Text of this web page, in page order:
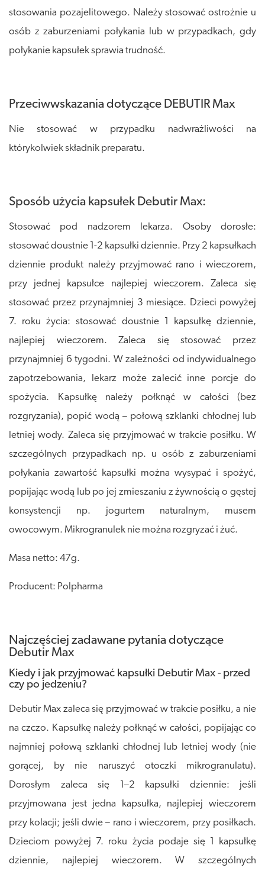
stosowania pozajelitowego. Należy stosować ostrożnie u
osób z zaburzeniami połykania lub w przypadkach, gdy
połykanie kapsułek sprawia trudność.
Przeciwwskazania dotyczące DEBUTIR Max
Nie stosować w przypadku nadwrażliwości na
którykolwiek składnik preparatu.
Sposób użycia kapsułek Debutir Max:
Stosować pod nadzorem lekarza. Osoby dorosłe:
stosować doustnie 1-2 kapsułki dziennie. Przy 2 kapsułkach
dziennie produkt należy przyjmować rano i wieczorem,
przy jednej kapsułce najlepiej wieczorem. Zaleca się
stosować przez przynajmniej 3 miesiące. Dzieci powyżej
7. roku życia: stosować doustnie 1 kapsułkę dziennie,
najlepiej wieczorem. Zaleca się stosować przez
przynajmniej 6 tygodni. W zależności od indywidualnego
zapotrzebowania, lekarz może zalecić inne porcje do
spożycia. Kapsułkę należy połknąć w całości (bez
rozgryzania), popić wodą – połową szklanki chłodnej lub
letniej wody. Zaleca się przyjmować w trakcie posiłku. W
szczególnych przypadkach np. u osób z zaburzeniami
połykania zawartość kapsułki można wysypać i spożyć,
popijając wodą lub po jej zmieszaniu z żywnością o gęstej
konsystencji np. jogurtem naturalnym, musem
owocowym. Mikrogranulek nie można rozgryzać i żuć.
Masa netto: 47g.
Producent: Polpharma
Najczęściej zadawane pytania dotyczące
Debutir Max
Kiedy i jak przyjmować kapsułki Debutir Max - przed
czy po jedzeniu?
Debutir Max zaleca się przyjmować w trakcie posiłku, a nie
na czczo. Kapsułkę należy połknąć w całości, popijając co
najmniej połową szklanki chłodnej lub letniej wody (nie
gorącej, by nie naruszyć otoczki mikrogranulatu).
Dorosłym zaleca się 1–2 kapsułki dziennie: jeśli
przyjmowana jest jedna kapsułka, najlepiej wieczorem
przy kolacji; jeśli dwie – rano i wieczorem, przy posiłkach.
Dzieciom powyżej 7. roku życia podaje się 1 kapsułkę
dziennie, najlepiej wieczorem. W szczególnych